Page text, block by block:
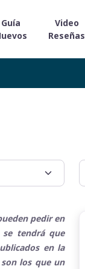
Guía
Video
Reseñas
pedir en
tendrá que
en la
los que un